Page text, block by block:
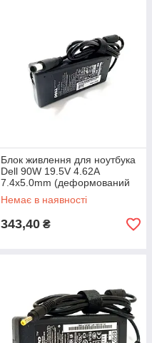
Блок живлення для ноутбука
Dell 90W 19.5V 4.62A
7.4x5.0mm (деформований
корпус)
Немає в наявності
343,40 ₴